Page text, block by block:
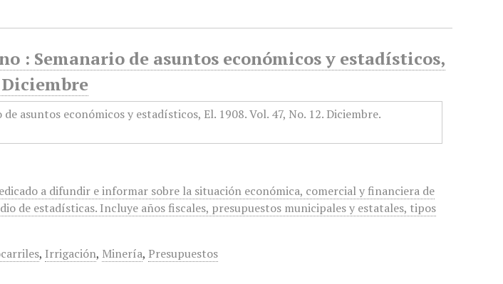
: Semanario de asuntos económicos y estadísticos,
Diciembre
a difundir e informar sobre la situación económica, comercial y financiera de
de estadísticas. Incluye años fiscales, presupuestos municipales y estatales, tipos
, Irrigación, Minería, Presupuestos